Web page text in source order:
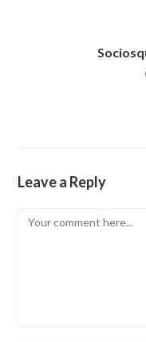
Leave a Reply
Comment